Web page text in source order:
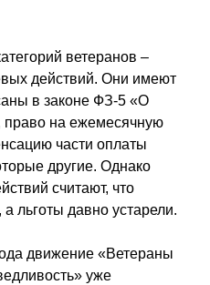
ветеранов –
действий. Они имеют
в законе ФЗ-5 «О
право на ежемесячную
части оплаты
другие. Однако
считают, что
льготы давно устарели.
движение «Ветераны
уже